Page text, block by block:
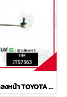
ลูกหมากกันโคลงหน้า TOYOTA AVANZA อเวนซ่า ปี 04-11ชุดช่วงล่าง TRW ราคาต่อคู่